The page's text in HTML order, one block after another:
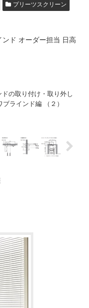
プリーツスクリーン
ンド オーダー担当 日高
の取り付け・取り外し
ラインド編 （２）